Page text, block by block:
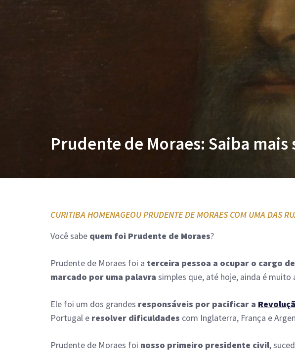
Prudente de Moraes: Saiba
CURITIBA HOMENAGEOU PRUDENTE DE MORAES COM UMA DAS
Você sabe quem foi Prudente de Moraes?
Prudente de Moraes foi a terceira pessoa a ocupar o cargo
marcado por uma palavra simples que, até hoje, ainda é muito
Ele foi um dos grandes responsáveis por pacificar a
Portugal e resolver dificuldades com Inglaterra, França e
Prudente de Moraes foi nosso primeiro presidente civil,